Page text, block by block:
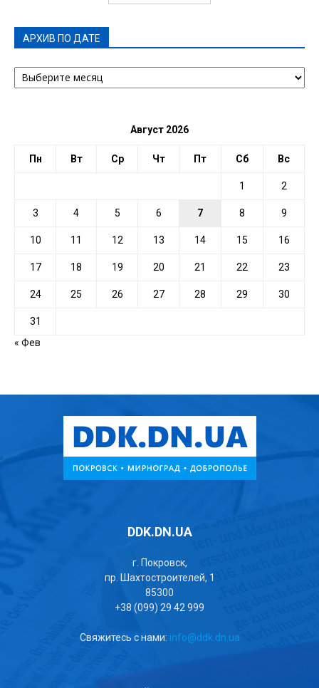
АРХИВ ПО ДАТЕ
АРХИВ
ПО
Август 2026
Пн Вт Ср Чт Пт Сб Вс
1 2
3 4 5 6 7 8 9
10 11 12 13 14 15 16
17 18 19 20 21 22 23
24 25 26 27 28 29 30
31
« Фев
DDK.DN.UA
г. Покровск,
пр. Шахтостроителей, 1
85300
+38 (099) 29 42 999
Свяжитесь с нами: info@ddk.dn.ua